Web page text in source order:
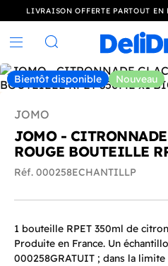
LIVRAISON OFFERTE PARTOUT EN
Rechercher
Bientôt disponible Nouveau
JOMO
JOMO -
ROUGE BOUTEILLE
Réf. 000258ECHANTILLP
1 bouteille RPET 350ml de
Produite en France. Un
000258GRATUIT ; dans la